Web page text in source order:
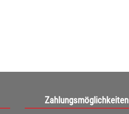
Zahlungsmöglichkeiten